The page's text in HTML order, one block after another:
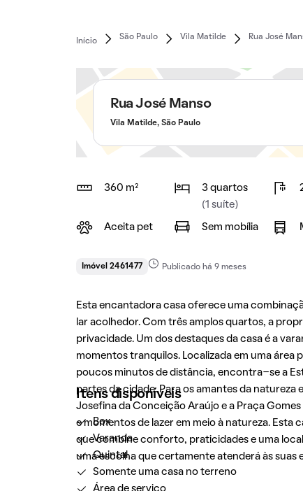
Início
São Paulo Vila Matilde Rua José
Rua José Manso
Vila Matilde, São Paulo
360 m²
3 quartos
(1 suíte)
Aceita pet Sem mobília
Imóvel 2461477 Publicado há 9 meses
Esta encantadora casa oferece uma
lar acolhedor. Com três amplos quartos, a
privacidade. Um dos destaques da casa é a
momentos tranquilos. Localizada em uma área
poucos minutos de distância, encontra-se a
partes da cidade. Para os amantes da natureza
Josefina da Conceição Araújo e a Praça
e momentos de lazer em meio à natureza. Esta
que combine conforto, praticidades e uma
uma escolha que certamente atenderá às suas
Itens disponíveis
Box
Varanda
Quintal
Somente uma casa no terreno
Área de serviço